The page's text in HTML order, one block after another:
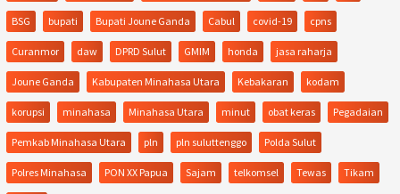
BSG bupati Bupati Joune Ganda Cabul covid-19 cpns
Curanmor daw DPRD Sulut GMIM honda jasa raharja
Joune Ganda Kabupaten Minahasa Utara Kebakaran kodam
korupsi minahasa Minahasa Utara minut obat keras Pegadaian
Pemkab Minahasa Utara pln pln suluttenggo Polda Sulut
Polres Minahasa PON XX Papua Sajam telkomsel Tewas Tikam